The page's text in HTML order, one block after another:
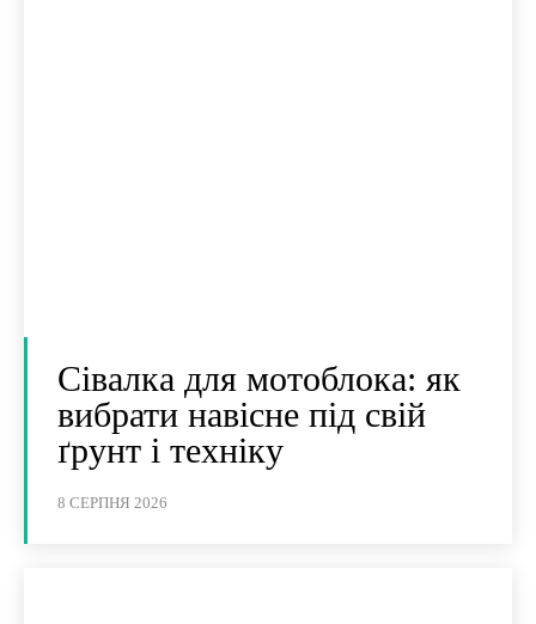
Сівалка для мотоблока: як
вибрати навісне під свій
ґрунт і техніку
8 СЕРПНЯ 2026